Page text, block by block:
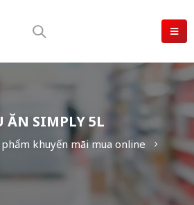
ĂN SIMPLY 5L
phẩm khuyến mãi mua online